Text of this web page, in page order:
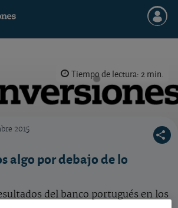
Tiempo de lectura: 2 min.
2015
algo por debajo de lo
del banco portugués en los